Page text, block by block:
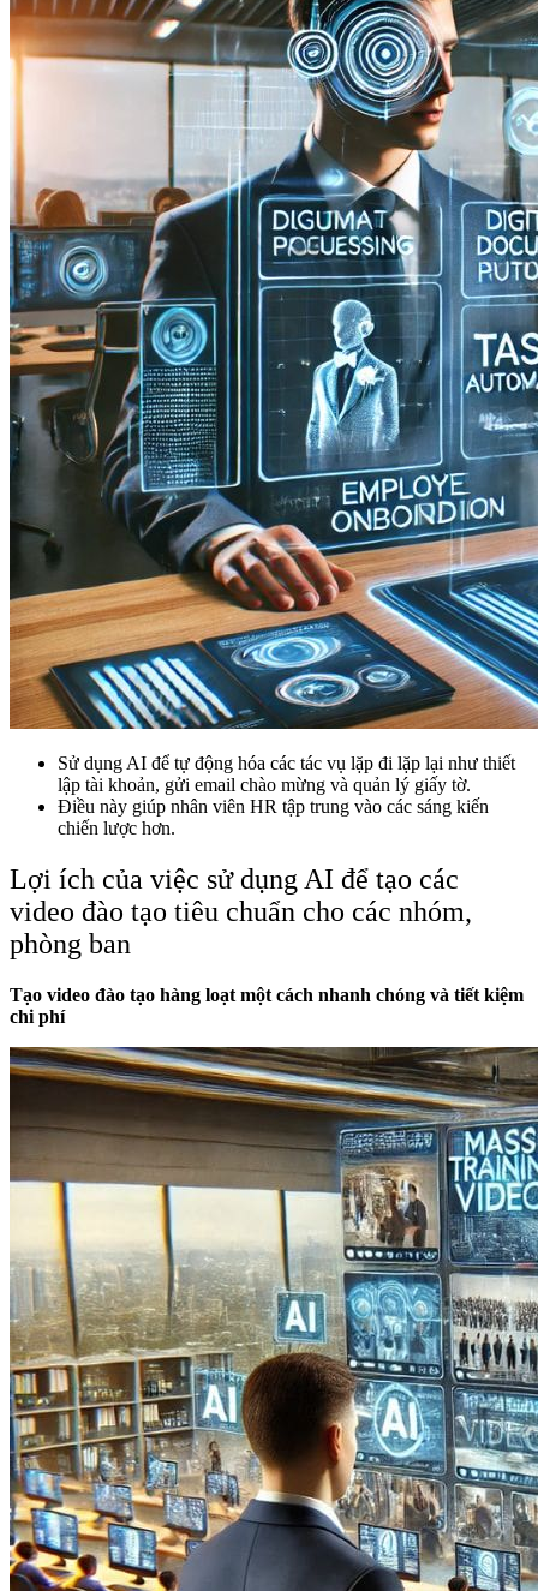
Sử dụng AI để tự động hóa các tác vụ lặp đi lặp lại như thiết
lập tài khoản, gửi email chào mừng và quản lý giấy tờ.
Điều này giúp nhân viên HR tập trung vào các sáng kiến
chiến lược hơn.
Lợi ích của việc sử dụng AI để tạo các
video đào tạo tiêu chuẩn cho các nhóm,
phòng ban
Tạo video đào tạo hàng loạt một cách nhanh chóng và tiết kiệm
chi phí